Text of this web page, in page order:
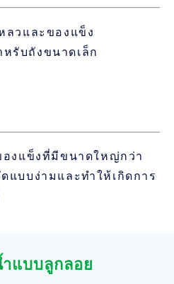
ลวและของแข็ง
รับถังขนาดเล็ก
งแข็งที่มีขนาดใหญ่กว่า
แบบง่ามและทำให้เกิดการ
แบบลูกลอย